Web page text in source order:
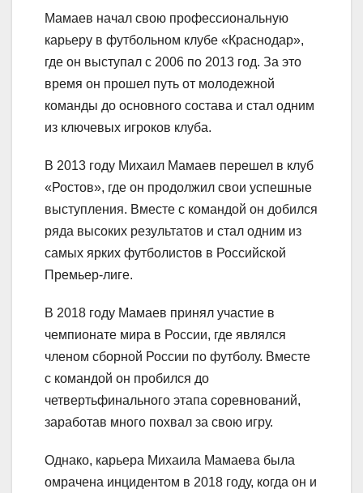
Мамаев начал свою профессиональную
карьеру в футбольном клубе «Краснодар»,
где он выступал с 2006 по 2013 год. За это
время он прошел путь от молодежной
команды до основного состава и стал одним
из ключевых игроков клуба.
В 2013 году Михаил Мамаев перешел в клуб
«Ростов», где он продолжил свои успешные
выступления. Вместе с командой он добился
ряда высоких результатов и стал одним из
самых ярких футболистов в Российской
Премьер-лиге.
В 2018 году Мамаев принял участие в
чемпионате мира в России, где являлся
членом сборной России по футболу. Вместе
с командой он пробился до
четвертьфинального этапа соревнований,
заработав много похвал за свою игру.
Однако, карьера Михаила Мамаева была
омрачена инцидентом в 2018 году, когда он и